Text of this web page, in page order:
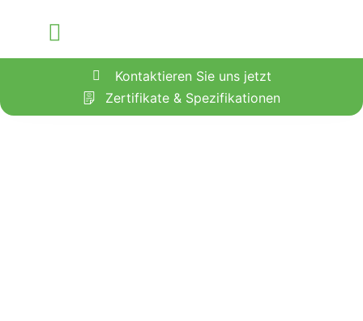
Kontaktieren Sie uns jetzt
Zertifikate & Spezifikationen